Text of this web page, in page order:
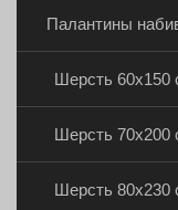
Палантины
Шерсть 60х150
Шерсть 70х200
Шерсть 80х230